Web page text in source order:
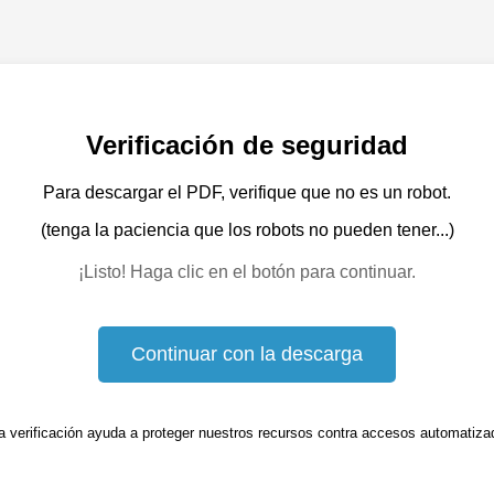
Verificación de seguridad
Para descargar el PDF, verifique que no es un robot.
(tenga la paciencia que los robots no pueden tener...)
¡Listo! Haga clic en el botón para continuar.
Continuar con la descarga
verificación ayuda a proteger nuestros recursos contra accesos